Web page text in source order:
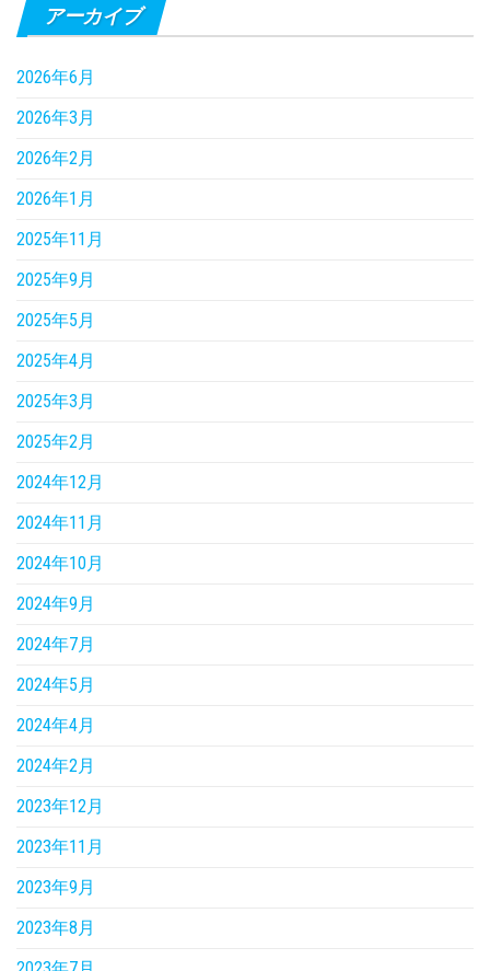
アーカイブ
2026年6月
2026年3月
2026年2月
2026年1月
2025年11月
2025年9月
2025年5月
2025年4月
2025年3月
2025年2月
2024年12月
2024年11月
2024年10月
2024年9月
2024年7月
2024年5月
2024年4月
2024年2月
2023年12月
2023年11月
2023年9月
2023年8月